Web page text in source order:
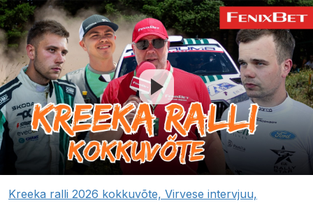
Kreeka ralli 2026 kokkuvõte, Virvese intervjuu,